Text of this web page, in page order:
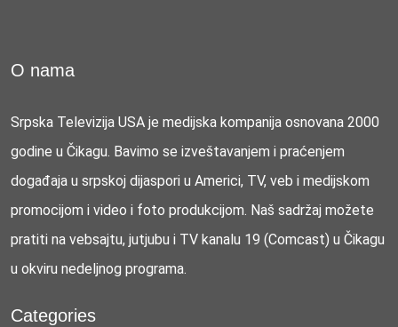
O nama
Srpska Televizija USA je medijska kompanija osnovana 2000
godine u Čikagu. Bavimo se izveštavanjem i praćenjem
događaja u srpskoj dijaspori u Americi, TV, veb i medijskom
promocijom i video i foto produkcijom. Naš sadržaj možete
pratiti na vebsajtu, jutjubu i TV kanalu 19 (Comcast) u Čikagu
u okviru nedeljnog programa.
Categories